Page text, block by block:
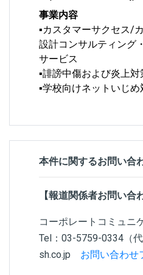
事業内容
▪カスタマーサクセス/
設計コンサルティング
サービス
▪誹謗中傷および炎上対
▪学校向けネットいじめ
本件に関するお問い合
【報道関係者お問い合
コーポレートコミュニ
Tel：03-5759-0334（
sh.co.jp お問い合わせ